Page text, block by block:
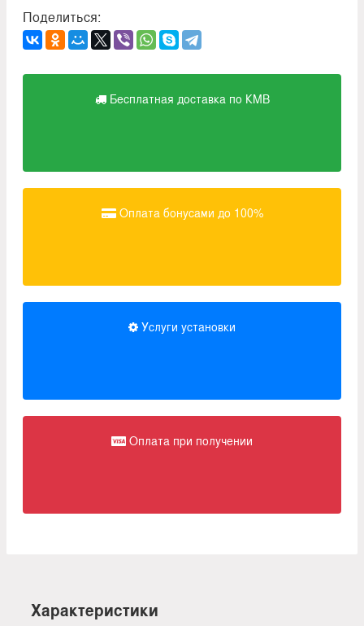
Поделиться:
Бесплатная доставка по КМВ
Оплата бонусами до 100%
Услуги установки
Оплата при получении
Характеристики